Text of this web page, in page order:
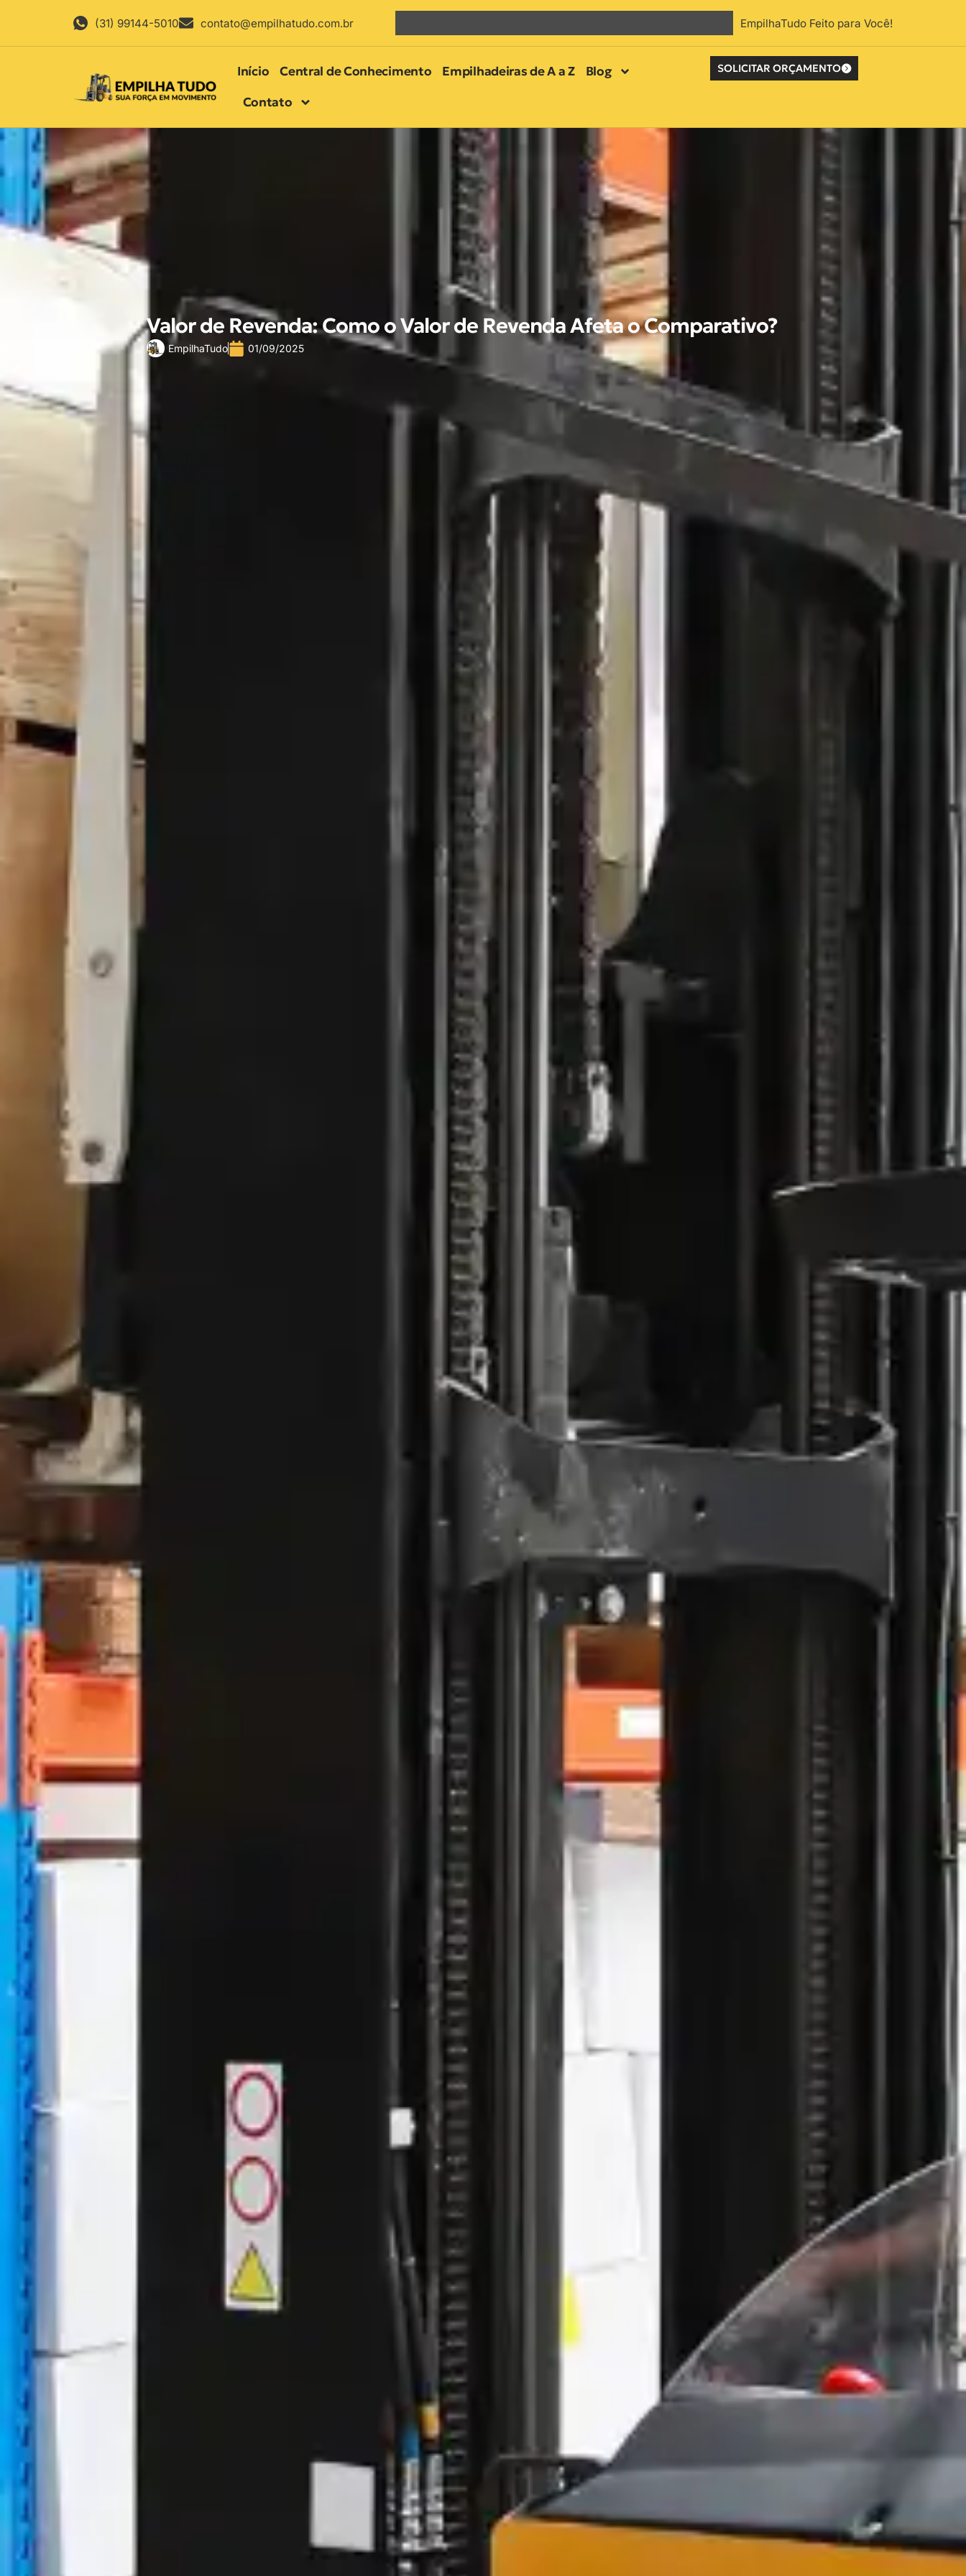
(31) 99144-5010 contato@empilhatudo.com.br EmpilhaTudo Feito para Você!
Início Central de Conhecimento Empilhadeiras de A a Z
Blog
Contato
SOLICITAR ORÇAMENTO
Valor de Revenda: Como o Valor de Revenda Afeta o Comparativo?
EmpilhaTudo 01/09/2025